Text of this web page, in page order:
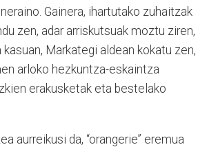
Gainera, ihartutako zuhaitzak
zen, adar arriskutsuak moztu ziren,
Markategi aldean kokatu zen,
arloko hezkuntza-eskaintza
erakusketak eta bestelako
aurreikusi da, “orangerie” eremua